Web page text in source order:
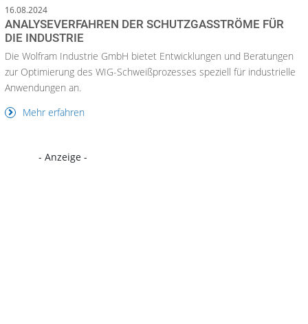
16.08.2024
ANALYSEVERFAHREN DER SCHUTZGASSTRÖME FÜR
DIE INDUSTRIE
Die Wolfram Industrie GmbH bietet Entwicklungen und Beratungen
zur Optimierung des WIG-Schweißprozesses speziell für industrielle
Anwendungen an.
Mehr erfahren
- Anzeige -